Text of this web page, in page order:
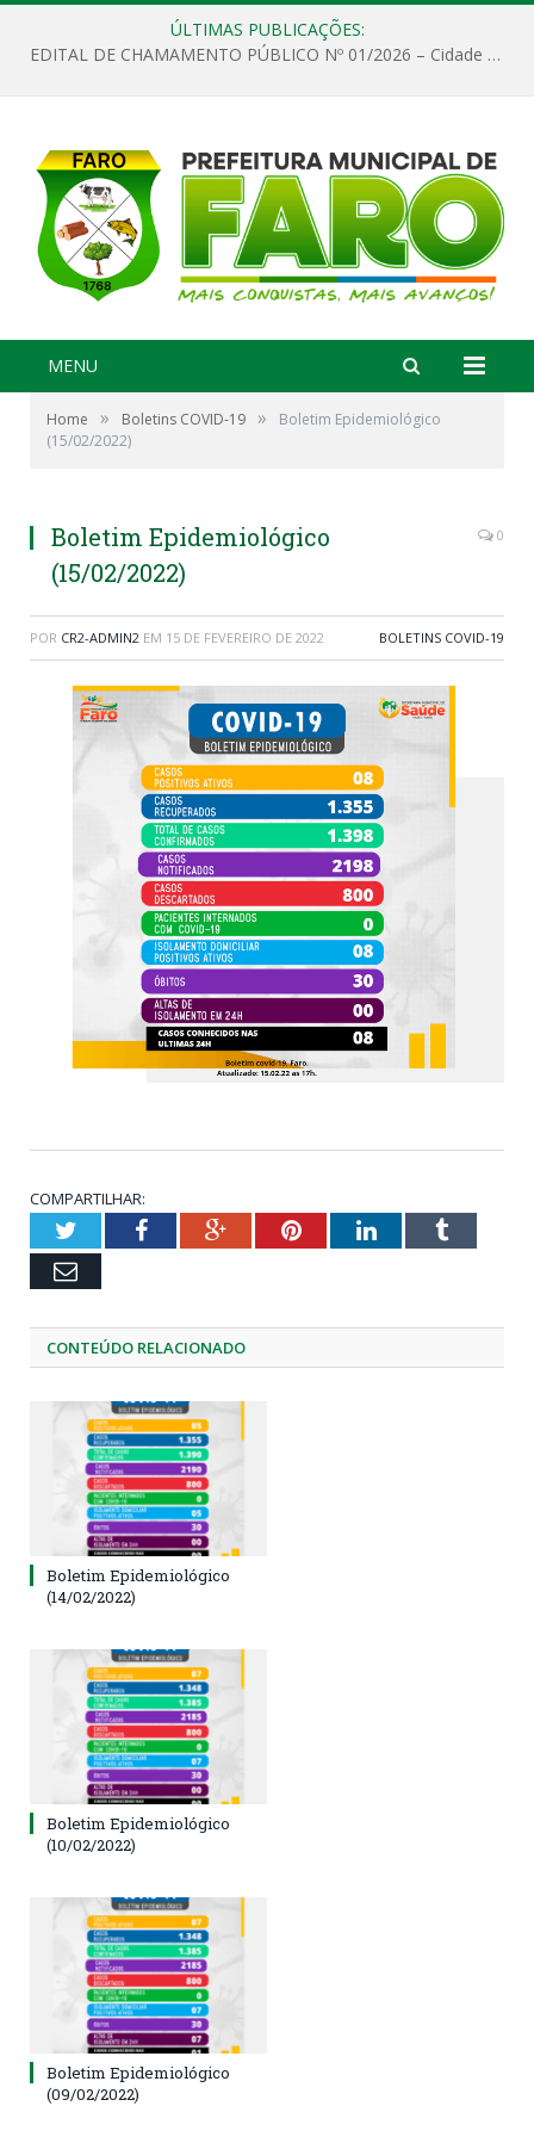
ÚLTIMAS PUBLICAÇÕES:
EDITAL DE CHAMAMENTO PÚBLICO Nº 01/2026 – Cidade de Faro
MENU
Home » Boletins COVID-19 »
Boletim Epidemiológico
(15/02/2022)
Boletim Epidemiológico
(15/02/2022)
0
POR CR2-ADMIN2 EM 15 DE FEVEREIRO DE 2022 BOLETINS COVID-19
COMPARTILHAR:
TwitterFacebookGoogle+PinterestLinkedInTumblr
Email
CONTEÚDO RELACIONADO
Boletim Epidemiológico
(14/02/2022)
Boletim Epidemiológico
(10/02/2022)
Boletim Epidemiológico
(09/02/2022)